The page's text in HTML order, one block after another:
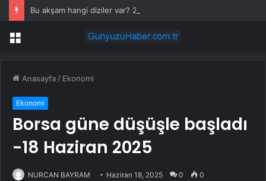
Menü
Anasayfa / Ekonomi
Ekonomi
Borsa güne düşüşle başladı
-18 Haziran 2025
NURCAN BAYRAM Haziran 18, 2025 0 0